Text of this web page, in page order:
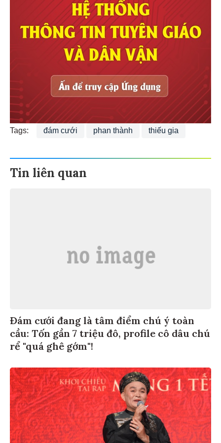
Tags: đám cưới phan thành thiếu gia
Tin liên quan
Đám cưới đang là tâm điểm chú ý toàn
cầu: Tốn gần 7 triệu đô, profile cô dâu chú
rể "quá ghê gớm"!